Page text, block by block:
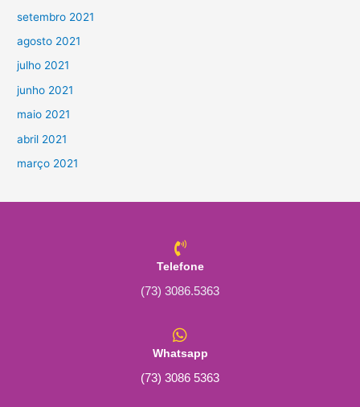
setembro 2021
agosto 2021
julho 2021
junho 2021
maio 2021
abril 2021
março 2021
Telefone
(73) 3086.5363
Whatsapp
(73) 3086 5363